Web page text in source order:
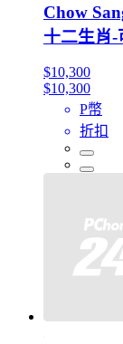
Chow
十二生肖-
$10,300
$10,300
P幣
折扣